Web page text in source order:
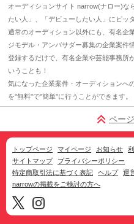
オーディションサイト narrow(ナロー)な
たい人」、「デビューしたい人」にピッ
通常のオーディション以外にも、有名企
ジモデル・アンバサダー募集の企業案件
登録するだけで、有名企業や芸能事務所
いうことも！
気になった企業案件・オーディションへ
を"無料"で"簡単"に行うことができます。
ペー
トップページ マイページ お知らせ
サイトマップ
プライバシーポリシー
特定商取引法に基づく表記
ヘルプ
運
narrowの掲載をご検討の方へ